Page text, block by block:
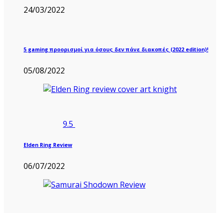
24/03/2022
5 gaming προορισμοί για όσους δεν πάνε διακοπές (2022 edition)!
05/08/2022
9.5
Elden Ring Review
06/07/2022